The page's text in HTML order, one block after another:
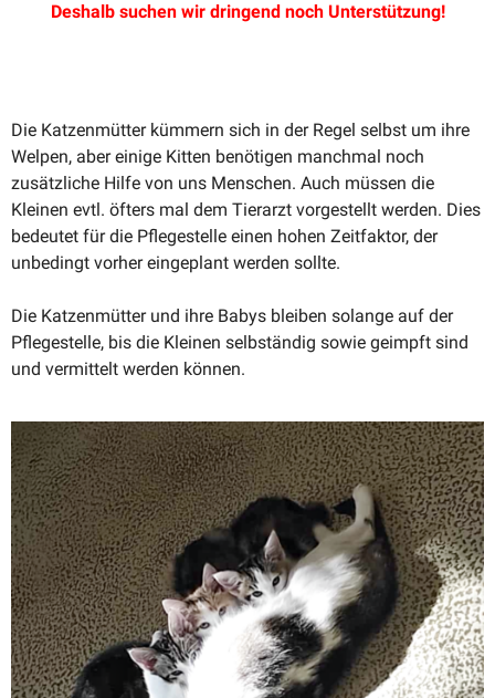
Deshalb suchen wir dringend noch Unterstützung!
Die Katzen­mütter kümmern sich in der Regel selbst um ihre
Welpen, aber einige Kitten benötigen manchmal noch
zusätz­liche Hilfe von uns Menschen. Auch müssen die
Kleinen evtl. öfters mal dem Tierarzt vorge­stellt werden. Dies
bedeutet für die Pflege­stelle einen hohen Zeitfaktor, der
unbedingt vorher einge­plant werden sollte.
Die Katzen­mütter und ihre Babys bleiben solange auf der
Pflege­stelle, bis die Kleinen selbständig sowie geimpft sind
und vermittelt werden können.